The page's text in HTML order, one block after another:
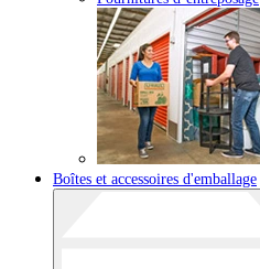
Boîtes et accessoires d'emballage